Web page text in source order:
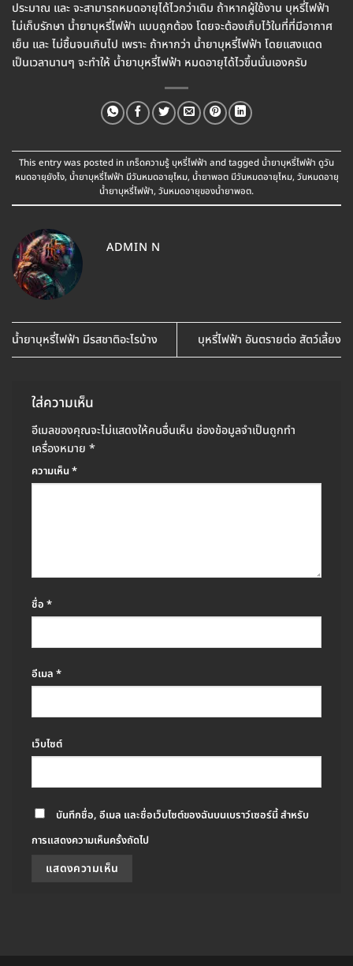
ประมาณ และ จะสามารถหมดอายุได้ไวกว่าเดิม ถ้าหากผู้ใช้งาน บุหรี่ไฟฟ้า
ไม่เก็บรักษา น้ำยาบุหรี่ไฟฟ้า แบบถูกต้อง โดยจะต้องเก็บไว้ในที่ที่มีอากาศ
เย็น และ ไม่ชื้นจนเกินไป เพราะ ถ้าหากว่า น้ำยาบุหรี่ไฟฟ้า โดยแสงแดด
เป็นเวลานานๆ จะทำให้ น้ำยาบุหรี่ไฟฟ้า หมดอายุได้ไวขึ้นนั่นเองครับ
This entry was posted in เกร็ดความรู้ บุหรี่ไฟฟ้า and tagged น้ำยาบุหรี่ไฟฟ้า ดูวัน
หมดอายุยังไง, น้ำยาบุหรี่ไฟฟ้า มีวันหมดอายุไหม, น้ำยาพอต มีวันหมดอายุไหม, วันหมดอายุ
น้ำยาบุหรี่ไฟฟ้า, วันหมดอายุของน้ำยาพอต.
ADMIN N
น้ำยาบุหรี่ไฟฟ้า มีรสชาติอะไรบ้าง บุหรี่ไฟฟ้า อันตรายต่อ สัตว์เลี้ยง
ใส่ความเห็น
อีเมลของคุณจะไม่แสดงให้คนอื่นเห็น ช่องข้อมูลจำเป็นถูกทำ
เครื่องหมาย *
ความเห็น*
ชื่อ *
อีเมล *
เว็บไซต์
บันทึกชื่อ, อีเมล และชื่อเว็บไซต์ของฉันบนเบราว์เซอร์นี้ สำหรับ
การแสดงความเห็นครั้งถัดไป